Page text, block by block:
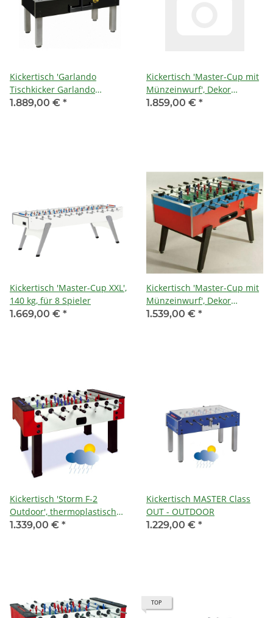
Kickertisch 'Garlando
Tischkicker Garlando
Olympic Silver' mit
1.889,00 € *
Kickertisch 'Master-Cup mit
Münzeinwurf', Dekor
schwarz/rot, 110 kg, inkl.
1.859,00 € *
Kickertisch 'Master-Cup XXL',
140 kg, für 8 Spieler
1.669,00 € *
Kickertisch 'Master-Cup mit
Münzeinwurf', Dekor
blau/rot, 100 kg
1.539,00 € *
Kickertisch 'Storm F-2
Outdoor', thermoplastischer
Kunststoff/Fiberglas,
Gewicht: ca. 80 kg,
Spielfläche: 118 x 70 cm
1.339,00 € *
Kickertisch MASTER Class
OUT - OUTDOOR
1.229,00 € *
TOP